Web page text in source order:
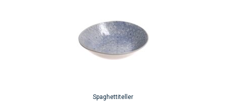
Spaghettiteller